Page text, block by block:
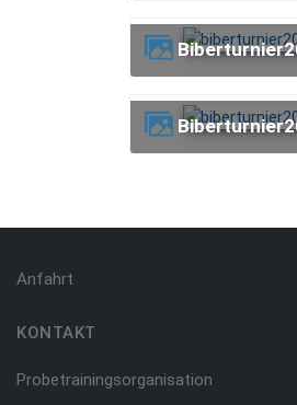
Anfahrt
KONTAKT
Probetrainingsorganisation